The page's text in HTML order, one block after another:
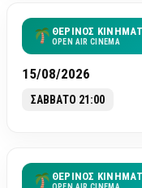
ΘΕΡΙΝΟΣ
OPEN AIR CINEMA
15/08/2026
ΣΑΒΒΑΤΟ 21:00
ΘΕΡΙΝΟΣ